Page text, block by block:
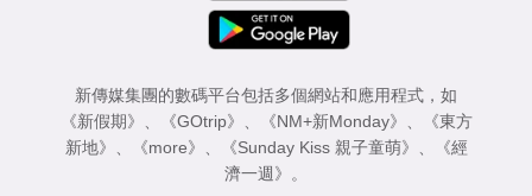
新傳媒集團的數碼平台包括多個網站和應用程式，如
《新假期》
《GOtrip》 《NM+新Monday》
《東方
新地》
《more》 《Sunday Kiss 親子童萌》
《經
濟一週》
。